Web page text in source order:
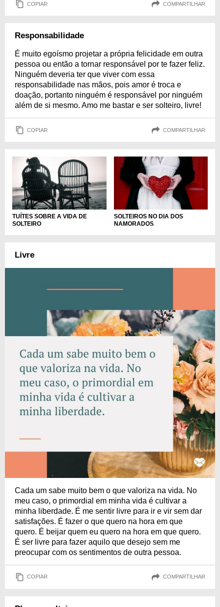
COPIAR COMPARTILHAR
Responsabilidade
É muito egoísmo projetar a própria felicidade em outra
pessoa ou então a tornar responsável por te fazer feliz.
Ninguém deveria ter que viver com essa
responsabilidade nas mãos, pois amor é troca e
doação, portanto ninguém é responsável por ninguém
além de si mesmo. Amo me bastar e ser solteiro, livre!
COPIAR COMPARTILHAR
TUÍTES SOBRE A VIDA DE
SOLTEIRO
SOLTEIROS NO DIA DOS
NAMORADOS
Livre
Cada um sabe muito bem o que valoriza na vida. No
meu caso, o primordial em minha vida é cultivar a
minha liberdade. É me sentir livre para ir e vir sem dar
satisfações. É fazer o que quero na hora em que
quero. É beijar quem eu quero na hora em que quero.
É ser livre para fazer aquilo que desejo sem me
preocupar com os sentimentos de outra pessoa.
COPIAR COMPARTILHAR